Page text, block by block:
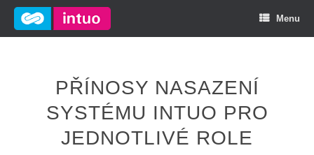
Menu
PŘÍNOSY NASAZENÍ
SYSTÉMU INTUO PRO
JEDNOTLIVÉ ROLE